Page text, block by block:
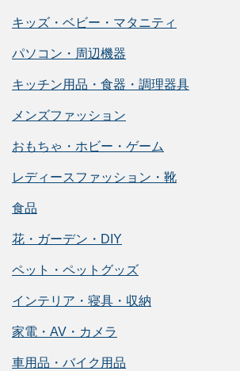
キッズ・ベビー・マタニティ
パソコン・周辺機器
キッチン用品・食器・調理器具
メンズファッション
おもちゃ・ホビー・ゲーム
レディースファッション・靴
食品
花・ガーデン・DIY
ペット・ペットグッズ
インテリア・寝具・収納
家電・AV・カメラ
車用品・バイク用品